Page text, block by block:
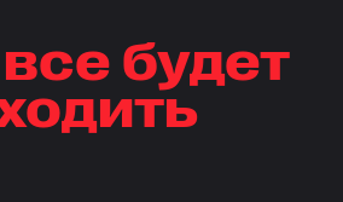
будет